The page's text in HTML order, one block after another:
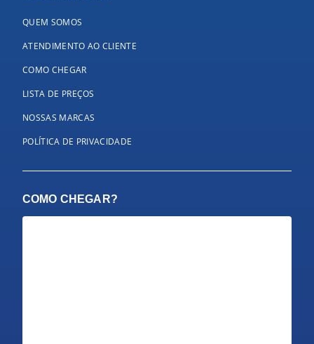
QUEM SOMOS
ATENDIMENTO AO CLIENTE
COMO CHEGAR
LISTA DE PREÇOS
NOSSAS MARCAS
POLÍTICA DE PRIVACIDADE
COMO CHEGAR?